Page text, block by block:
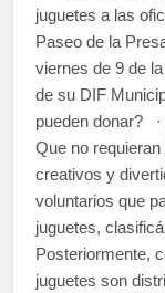
juguetes a las
Paseo de la
viernes de 9 de
de su DIF
pueden donar? ·
Que no requieran
creativos y
voluntarios que
juguetes,
Posteriormente,
juguetes son